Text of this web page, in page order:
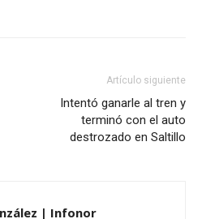
Artículo siguiente
Intentó ganarle al tren y
terminó con el auto
destrozado en Saltillo
| Infonor